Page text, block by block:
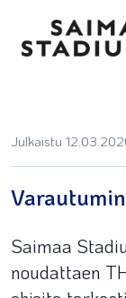
Julkaistu
Saimaa
noudattaen